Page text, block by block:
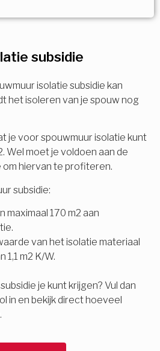
subsidie
isolatie subsidie kan
het isoleren van je spouw nog
je voor spouwmuur isolatie kunt
Wel moet je voldoen aan de
hiervan te profiteren.
subsidie:
maximaal 170 m2 aan
van het isolatie materiaal
1,1 m2 K/W.
je kunt krijgen? Vul dan
in en bekijk direct hoeveel
mogelijk
in en ontvang nu direct uw
per mail.